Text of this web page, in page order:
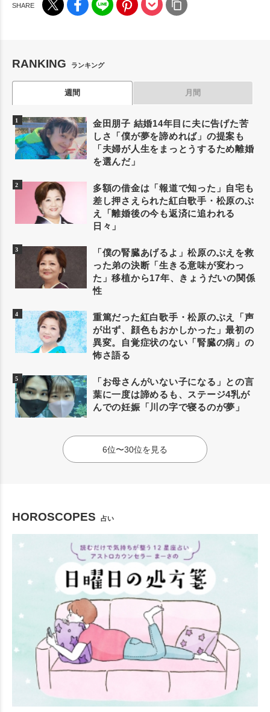
RANKING ランキング
週間 月間
金田朋子 結婚14年目に夫に告げた苦
しさ「僕が夢を諦めれば」の提案も
「夫婦が人生をまっとうするため離婚
を選んだ」
多額の借金は「報道で知った」自宅も
差し押さえられた紅白歌手・松原のぶ
え「離婚後の今も返済に追われる
日々」
「僕の腎臓あげるよ」松原のぶえを救
った弟の決断「生きる意味が変わっ
た」移植から17年、きょうだいの関係
性
重篤だった紅白歌手・松原のぶえ「声
が出ず、顔色もおかしかった」最初の
異変。自覚症状のない「腎臓の病」の
怖さ語る
「お母さんがいない子になる」との言
葉に一度は諦めるも、ステージ4乳が
んでの妊娠「川の字で寝るのが夢」
6位〜30位を見る
HOROSCOPES 占い